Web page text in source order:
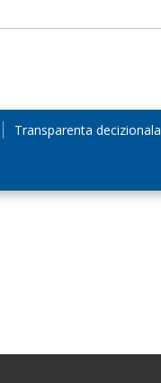
Transparenta decizionala